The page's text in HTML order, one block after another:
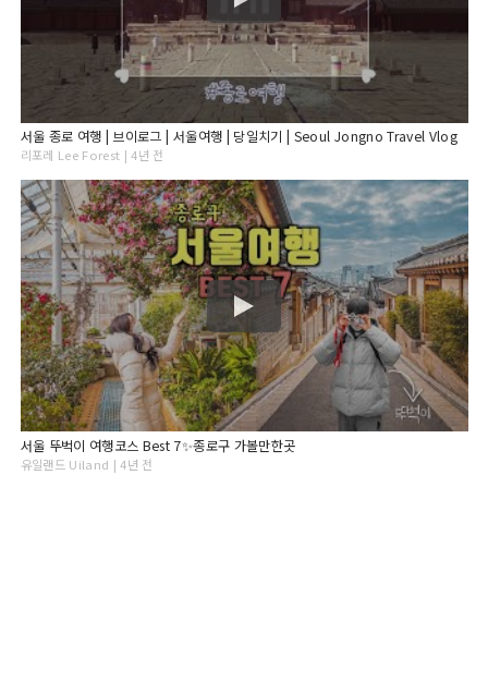
서울 종로 여행 | 브이로그 | 서울여행 | 당일치기 | Seoul Jongno Travel Vlog
리포레 Lee Forest | 4년 전
서울 뚜벅이 여행코스 Best 7✨종로구 가볼만한곳
유일랜드 Uiland | 4년 전